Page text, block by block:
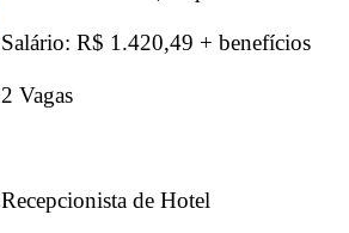
Salário: R$ 1.420,49 + benefícios
2 Vagas
Recepcionista de Hotel